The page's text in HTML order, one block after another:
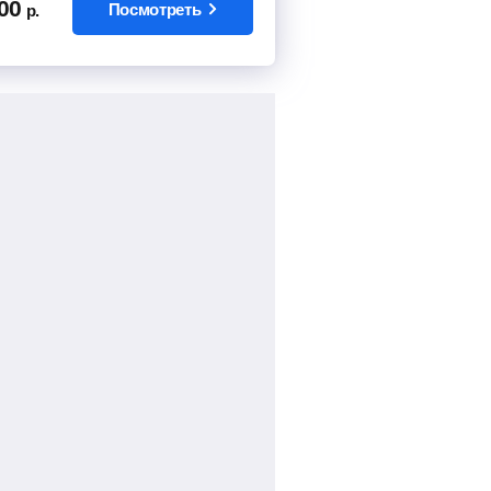
Найти билет
р. Посмотреть